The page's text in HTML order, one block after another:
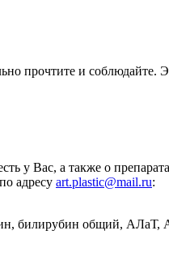
прочтите и
у Вас, а так­же о
адресу art.plastic@mail.ru:
билирубин общий, АЛаТ,